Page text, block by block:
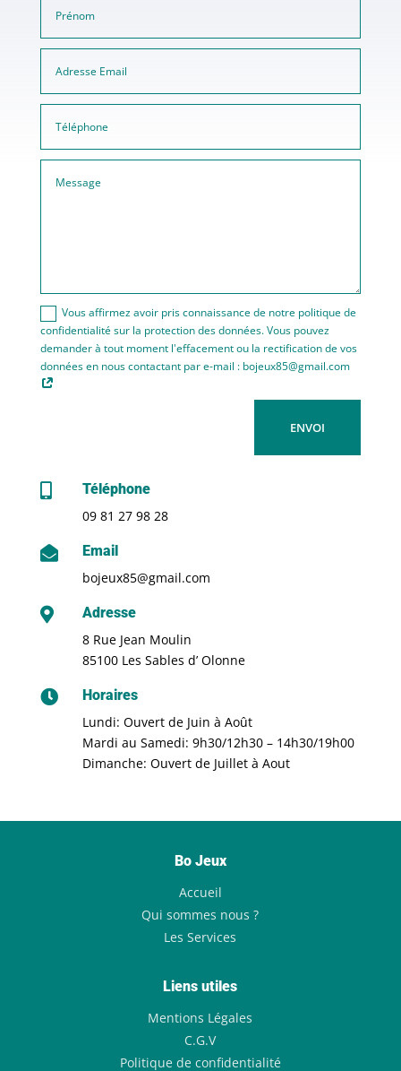
Vous affirmez avoir pris connaissance de notre politique de
confidentialité sur la protection des données. Vous pouvez
demander à tout moment l'effacement ou la rectification de vos
données en nous contactant par e-mail : bojeux85@gmail.com
ENVOI

Téléphone
09 81 27 98 28

Email
bojeux85@gmail.com

Adresse
8 Rue Jean Moulin
85100 Les Sables d’ Olonne

Horaires
Lundi: Ouvert de Juin à Août
Mardi au Samedi: 9h30/12h30 – 14h30/19h00
Dimanche: Ouvert de Juillet à Aout
Bo Jeux
Accueil
Qui sommes nous ?
Les Services
Liens utiles
Mentions Légales
C.G.V
Politique de confidentialité